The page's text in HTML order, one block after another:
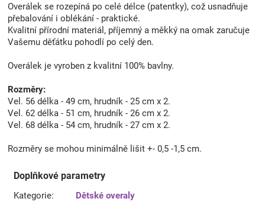
Overálek se rozepíná po celé délce (patentky), což usnadňuje
přebalování i oblékání - praktické.
Kvalitní přírodní materiál, příjemný a měkký na omak zaručuje
Vašemu děťátku pohodlí po celý den.
Overálek je vyroben z kvalitní 100% bavlny.
Rozměry:
Vel. 56 délka - 49 cm, hrudník - 25 cm x 2.
Vel. 62 délka - 51 cm, hrudník - 26 cm x 2.
Vel. 68 délka - 54 cm, hrudník - 27 cm x 2.
Rozměry se mohou minimálně lišit +- 0,5 -1,5 cm.
Doplňkové parametry
Kategorie:
Dětské overaly